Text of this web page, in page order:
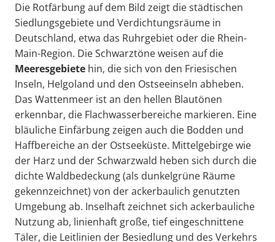
Die Rotfärbung auf dem Bild zeigt die städtischen
Siedlungsgebiete und Verdichtungsräume in
Deutschland, etwa das Ruhrgebiet oder die Rhein-
Main-Region. Die Schwarztöne weisen auf die
Meeresgebiete hin, die sich von den Friesischen
Inseln, Helgoland und den Ostseeinseln abheben.
Das Wattenmeer ist an den hellen Blautönen
erkennbar, die Flachwasserbereiche markieren. Eine
bläuliche Einfärbung zeigen auch die Bodden und
Haffbereiche an der Ostseeküste. Mittelgebirge wie
der Harz und der Schwarzwald heben sich durch die
dichte Waldbedeckung (als dunkelgrüne Räume
gekennzeichnet) von der ackerbaulich genutzten
Umgebung ab. Inselhaft zeichnet sich ackerbauliche
Nutzung ab, linienhaft große, tief eingeschnittene
Täler, die Leitlinien der Besiedlung und des Verkehrs